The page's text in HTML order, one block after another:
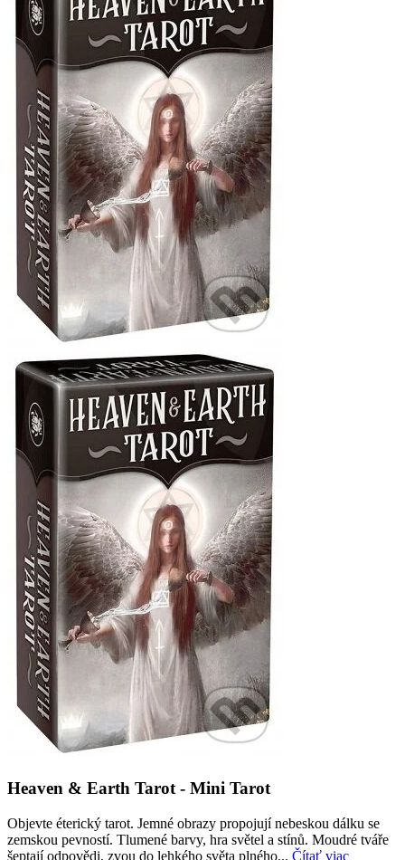
Heaven & Earth Tarot - Mini Tarot
Objevte éterický tarot. Jemné obrazy propojují nebeskou dálku se
zemskou pevností. Tlumené barvy, hra světel a stínů. Moudré tváře
šeptají odpovědi, zvou do lehkého světa plného... Čítať viac